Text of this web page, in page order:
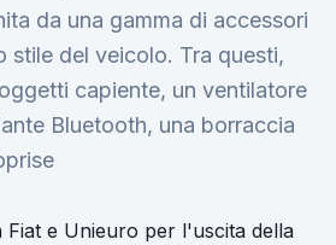
da una gamma di accessori
stile del veicolo. Tra questi,
capiente, un ventilatore
Bluetooth, una borraccia
e Unieuro per l'uscita della